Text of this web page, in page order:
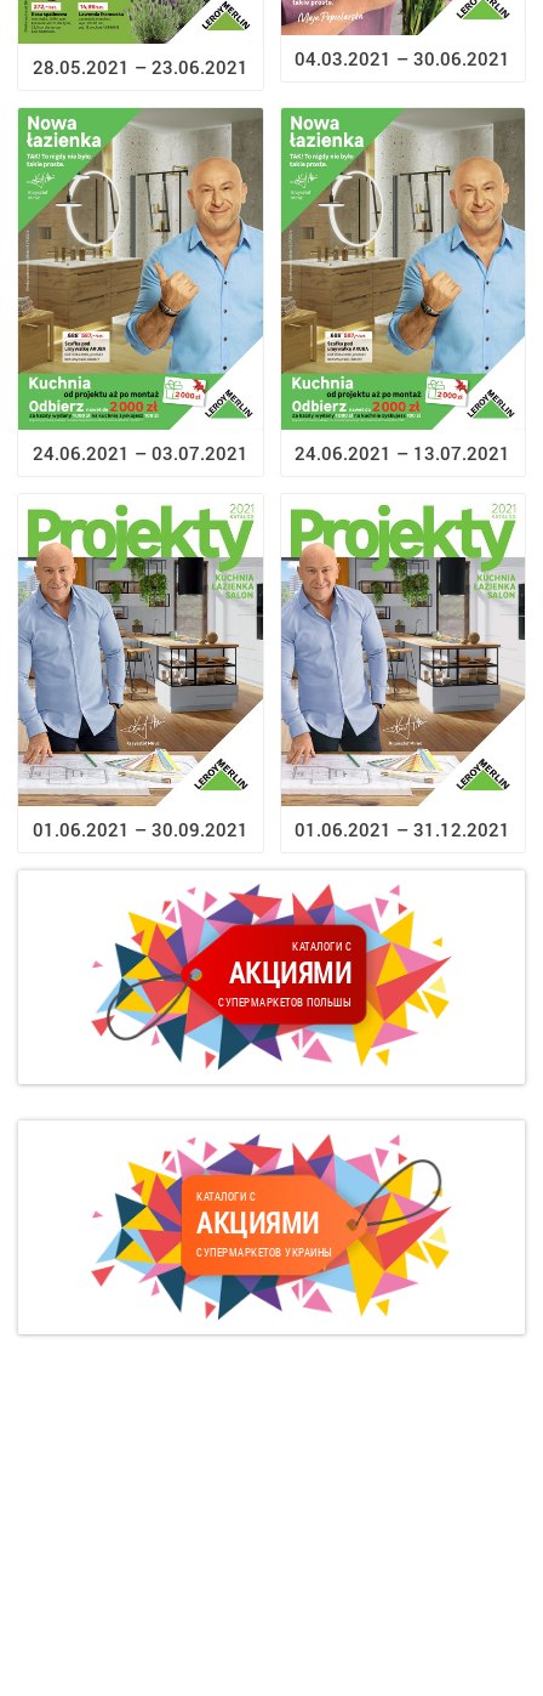
28.05.2021 – 23.06.2021 04.03.2021 – 30.06.2021
24.06.2021 – 03.07.2021 24.06.2021 – 13.07.2021
01.06.2021 – 30.09.2021 01.06.2021 – 31.12.2021
КАТАЛОГИ С
АКЦИЯМИ
СУПЕРМАРКЕТОВ ПОЛЬШЫ
КАТАЛОГИ С
АКЦИЯМИ
СУПЕРМАРКЕТОВ УКРАИНЫ